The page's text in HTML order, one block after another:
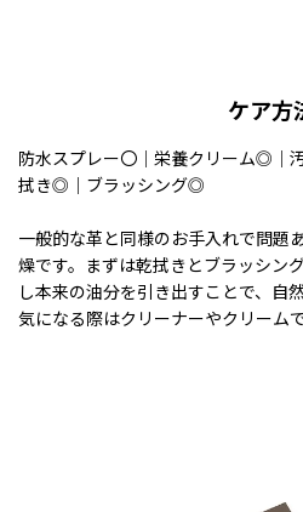
ケア方
防水スプレー〇｜栄養クリーム◎｜
拭き◎｜ブラッシング◎
一般的な革と同様のお手入れで問題
燥です。まずは乾拭きとブラッシン
し本来の油分を引き出すことで、自
気になる際はクリーナーやクリーム